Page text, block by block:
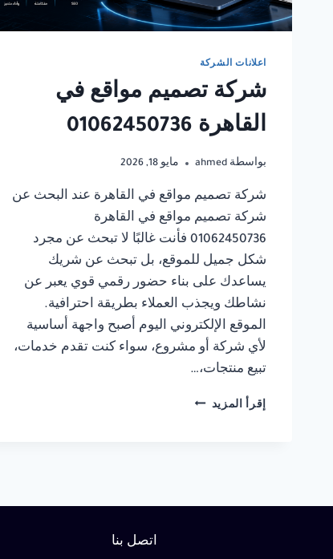
اعلانات الشركة
شركة تصميم مواقع في
القاهرة 01062450736
بواسطة ahmed مايو 18, 2026
شركة تصميم مواقع في القاهرة عند البحث عن
شركة تصميم مواقع في القاهرة
01062450736 فأنت غالبًا لا تبحث عن مجرد
شكل جميل للموقع، بل تبحث عن شريك
يساعدك على بناء حضور رقمي قوي يعبر عن
نشاطك ويجذب العملاء بطريقة احترافية.
الموقع الإلكتروني اليوم أصبح واجهة أساسية
لأي شركة أو مشروع، سواء كنت تقدم خدمات،
تبيع منتجات،…
إقرأ المزيد شركة
اتصل بنا